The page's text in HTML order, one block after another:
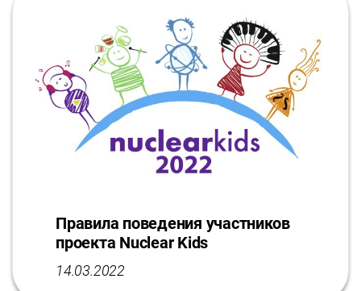
Правила поведения учаcтников
проекта Nuclear Kids
14.03.2022